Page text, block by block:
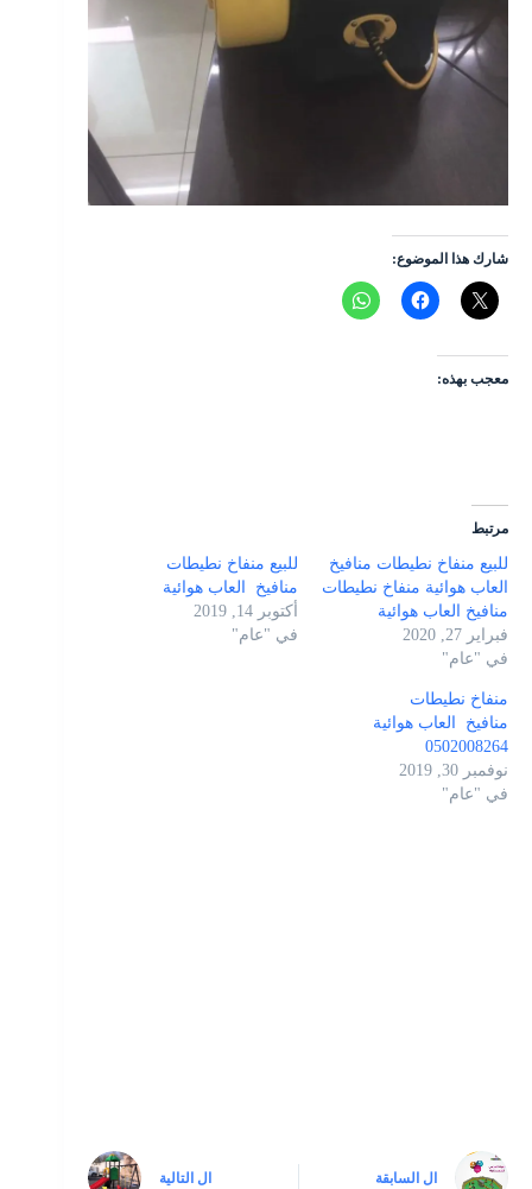
شارك هذا الموضوع:
معجب بهذه:
مرتبط
للبيع منفاخ نطيطات منافيخ
العاب هوائية منفاخ نطيطات
منافيخ العاب هوائية
فبراير 27, 2020
في "عام"
للبيع منفاخ نطيطات
منافيخ العاب هوائية
أكتوبر 14, 2019
في "عام"
منفاخ نطيطات
منافيخ العاب هوائية
0502008264
نوفمبر 30, 2019
في "عام"
ال السابقة ال التالية